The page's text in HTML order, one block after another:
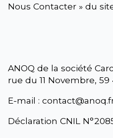
Nous Contacter » du
ANOQ de la société
rue du 11 Novembre,
E-mail :
Déclaration CNIL